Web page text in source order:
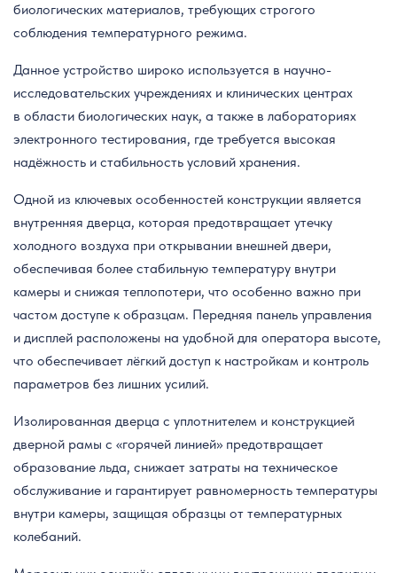
биологических материалов, требующих строгого
соблюдения температурного режима.
Данное устройство широко используется в научно-
исследовательских учреждениях и клинических центрах
в области биологических наук, а также в лабораториях
электронного тестирования, где требуется высокая
надёжность и стабильность условий хранения.
Одной из ключевых особенностей конструкции является
внутренняя дверца, которая предотвращает утечку
холодного воздуха при открывании внешней двери,
обеспечивая более стабильную температуру внутри
камеры и снижая теплопотери, что особенно важно при
частом доступе к образцам. Передняя панель управления
и дисплей расположены на удобной для оператора высоте,
что обеспечивает лёгкий доступ к настройкам и контроль
параметров без лишних усилий.
Изолированная дверца с уплотнителем и конструкцией
дверной рамы с «горячей линией» предотвращает
образование льда, снижает затраты на техническое
обслуживание и гарантирует равномерность температуры
внутри камеры, защищая образцы от температурных
колебаний.